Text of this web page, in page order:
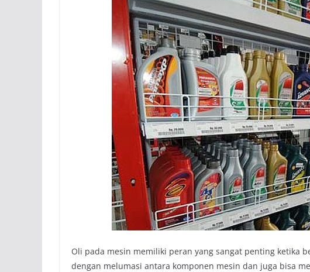
Oli pada mesin memiliki peran yang sangat penting ketika
dengan melumasi antara komponen mesin dan juga bisa